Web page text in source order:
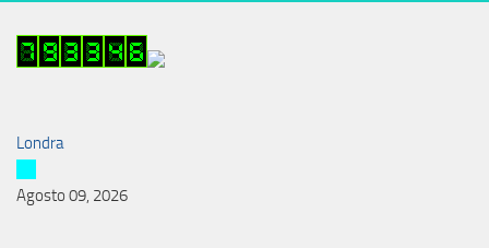
Londra
Agosto 09, 2026